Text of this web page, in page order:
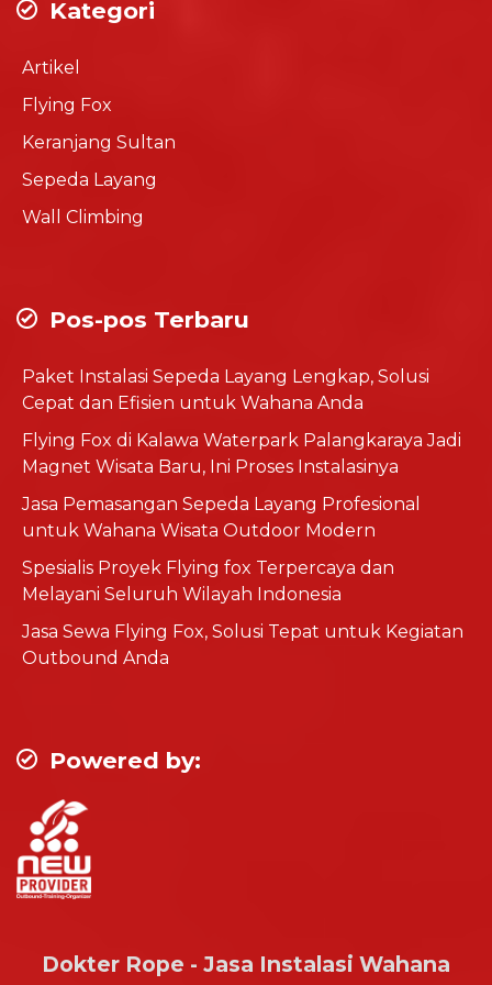
Kategori
Artikel
Flying Fox
Keranjang Sultan
Sepeda Layang
Wall Climbing
Pos-pos Terbaru
Paket Instalasi Sepeda Layang Lengkap, Solusi
Cepat dan Efisien untuk Wahana Anda
Flying Fox di Kalawa Waterpark Palangkaraya Jadi
Magnet Wisata Baru, Ini Proses Instalasinya
Jasa Pemasangan Sepeda Layang Profesional
untuk Wahana Wisata Outdoor Modern
Spesialis Proyek Flying fox Terpercaya dan
Melayani Seluruh Wilayah Indonesia
Jasa Sewa Flying Fox, Solusi Tepat untuk Kegiatan
Outbound Anda
Powered by:
Dokter Rope - Jasa Instalasi Wahana